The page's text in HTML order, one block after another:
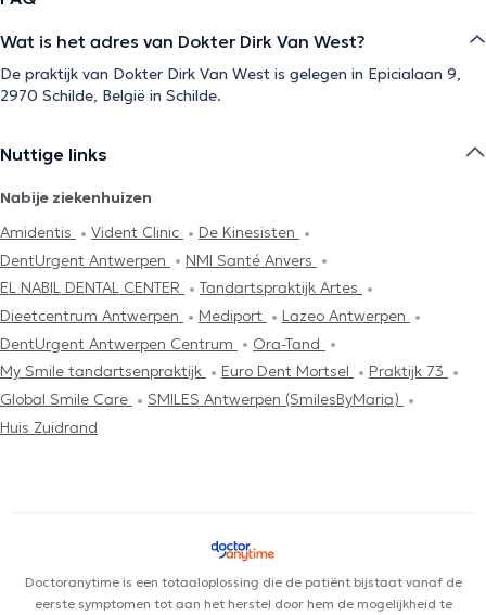
Wat is het adres van Dokter Dirk Van West?
De praktijk van Dokter Dirk Van West is gelegen in Epicialaan 9,
2970 Schilde, België in Schilde.
Nuttige links
Nabije ziekenhuizen
Amidentis
Vident Clinic
De Kinesisten
DentUrgent Antwerpen
NMI Santé Anvers
EL NABIL DENTAL CENTER
Tandartspraktijk Artes
Dieetcentrum Antwerpen
Mediport
Lazeo Antwerpen
DentUrgent Antwerpen Centrum
Ora-Tand
My Smile tandartsenpraktijk
Euro Dent Mortsel
Praktijk 73
Global Smile Care
SMILES Antwerpen (SmilesByMaria)
Huis Zuidrand
Doctoranytime is een totaaloplossing die de patiënt bijstaat vanaf de
eerste symptomen tot aan het herstel door hem de mogelijkheid te